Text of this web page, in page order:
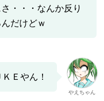
・・・なんか反り
だけどｗ
Ｅやん！
やえちゃん